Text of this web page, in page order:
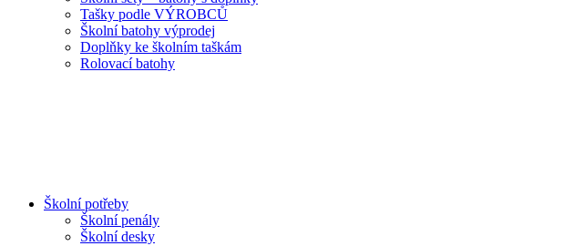
Tašky podle VÝROBCŮ
Školní batohy výprodej
Doplňky ke školním taškám
Rolovací batohy
Školní potřeby
Školní penály
Školní desky